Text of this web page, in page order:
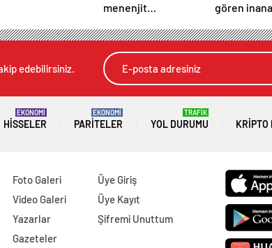
menenjit
olabilir
gören
Türkiye’nin
başarılı
edebilirsiniz.
HISSELER
EKONOMİ
PARITELER
EKONOMİ
YOL DURUMU
TRAFİK
KRIPTO
Foto Galeri
Video Galeri
Yazarlar
Gazeteler
Üye Giriş
Üye Kayıt
Şifremi Unuttum